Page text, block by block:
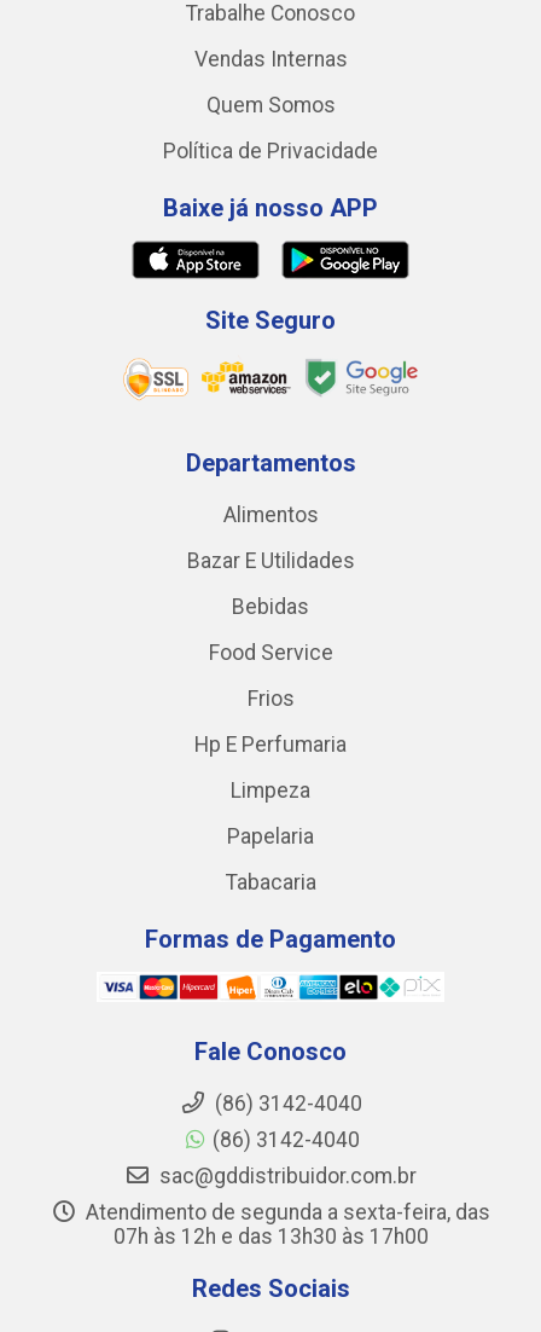
Trabalhe Conosco
Vendas Internas
Quem Somos
Política de Privacidade
Baixe já nosso APP
Site Seguro
Departamentos
Alimentos
Bazar E Utilidades
Bebidas
Food Service
Frios
Hp E Perfumaria
Limpeza
Papelaria
Tabacaria
Formas de Pagamento
Fale Conosco
(86) 3142-4040
(86) 3142-4040
sac@gddistribuidor.com.br
Atendimento de segunda a sexta-feira, das
07h às 12h e das 13h30 às 17h00
Redes Sociais